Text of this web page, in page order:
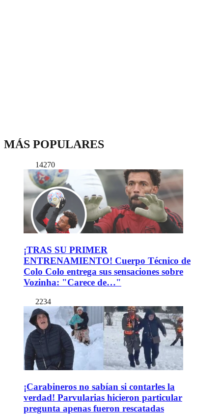
MÁS POPULARES
14270
¡TRAS SU PRIMER
ENTRENAMIENTO! Cuerpo Técnico de
Colo Colo entrega sus sensaciones sobre
Vozinha: "Carece de…"
2234
¡Carabineros no sabían si contarles la
verdad! Parvularias hicieron particular
pregunta apenas fueron rescatadas